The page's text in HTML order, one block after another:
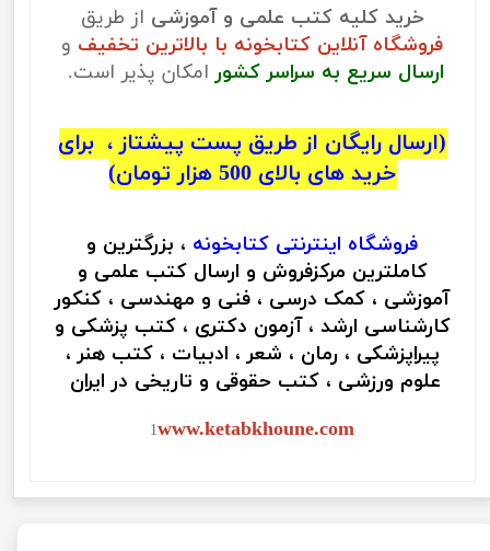
خرید کلیه کتب علمی و آموزشی از طریق
فروشگاه آنلاین کتابخونه با بالاترین تخفیف و
ارسال سریع به سراسر کشور امکان پذیر است.
(ارسال رایگان از طریق پست پیشتاز ، برای
خرید های بالای 500 هزار تومان)
فروشگاه اینترنتی کتابخونه ، بزرگترین و
کاملترین مرکزفروش و ارسال کتب علمی و
آموزشی ، کمک درسی ، فنی و مهندسی ، کنکور
کارشناسی ارشد ، آزمون دکتری ، کتب پزشکی و
پیراپزشکی ، رمان ، شعر ، ادبیات ، کتب هنر ،
علوم ورزشی ، کتب حقوقی و تاریخی در ایران
1www.ketabkhoune.com